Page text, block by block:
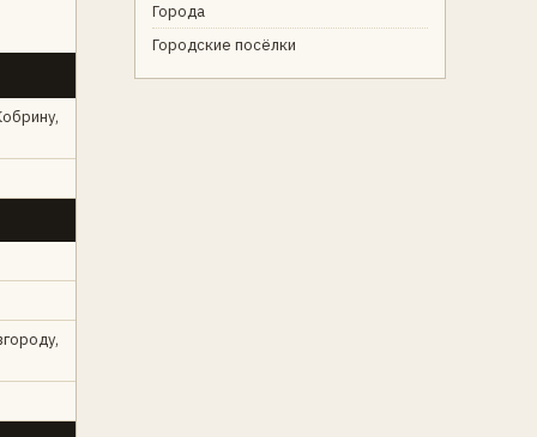
Города
Городские посёлки